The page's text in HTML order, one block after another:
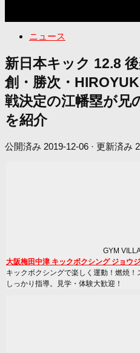
ニュース
新日本キック 12.8
創・勝次・
戦決定の江幡塁が兄
を紹介
公開済み 2019-12-06 · 更新済み
GYM
大阪梅田中津 キックボクシング ジョウ
キックボクシングで楽しく運動！燃焼
しっかり指導。見学・体験大歓迎！